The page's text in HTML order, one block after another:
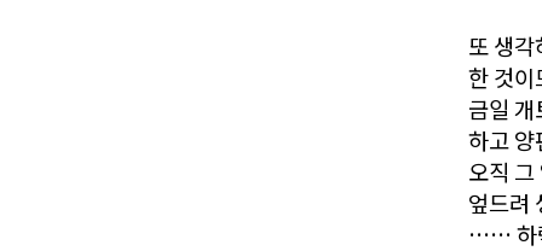
또 생
한 것
금일
하고
오직
엎드려
…… 하